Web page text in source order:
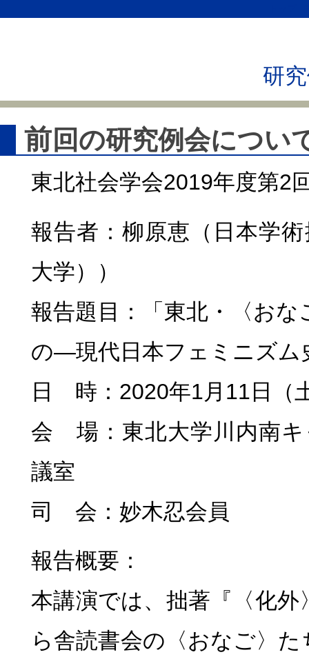
研
前回の研究例会につい
東北社会学会2019年度第2
報告者：柳原恵（日本学
大学））
報告題目：「東北・〈お
の―現代日本フェミニズ
日 時：2020年1月11日（
会 場：東北大学川内南キ
議室
司 会：妙木忍会員
報告概要 ：
本講演では、拙著『〈化
ら舎読書会の〈おなご〉